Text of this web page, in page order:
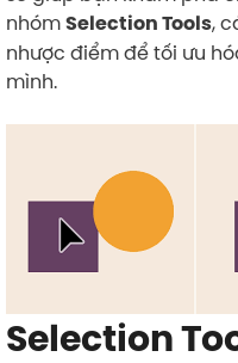
nhómSelection Tools,
nhược điểm để tối ưu
mình.
Selection